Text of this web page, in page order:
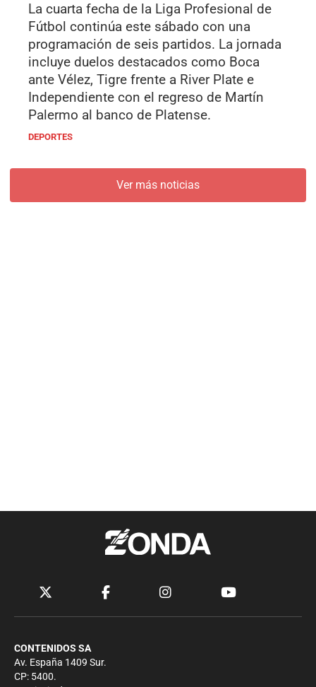
La cuarta fecha de la Liga Profesional de
Fútbol continúa este sábado con una
programación de seis partidos. La jornada
incluye duelos destacados como Boca
ante Vélez, Tigre frente a River Plate e
Independiente con el regreso de Martín
Palermo al banco de Platense.
DEPORTES
Ver más noticias
CONTENIDOS SA
Av. España 1409 Sur.
CP: 5400.